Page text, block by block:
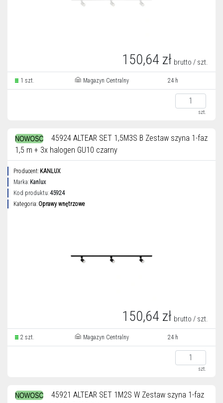
150,64 zł brutto / szt.
1 szt. Magazyn Centralny 24 h
szt.
45924 ALTEAR SET 1,5M3S B Zestaw szyna 1-faz
1,5 m + 3x halogen GU10 czarny
Producent: KANLUX
Marka: Kanlux
Kod produktu:45924
Kategoria: Oprawy wnętrzowe
150,64 zł brutto / szt.
2 szt. Magazyn Centralny 24 h
szt.
45921 ALTEAR SET 1M2S W Zestaw szyna 1-faz